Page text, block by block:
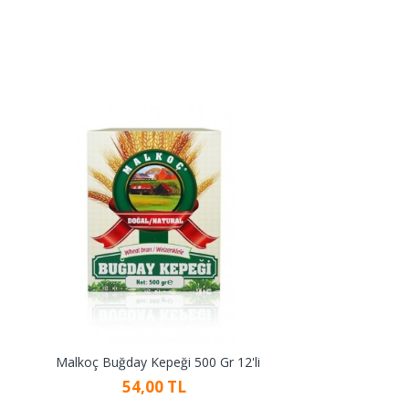
Malkoç Buğday Kepeği 500 Gr 12'li
54,00 TL